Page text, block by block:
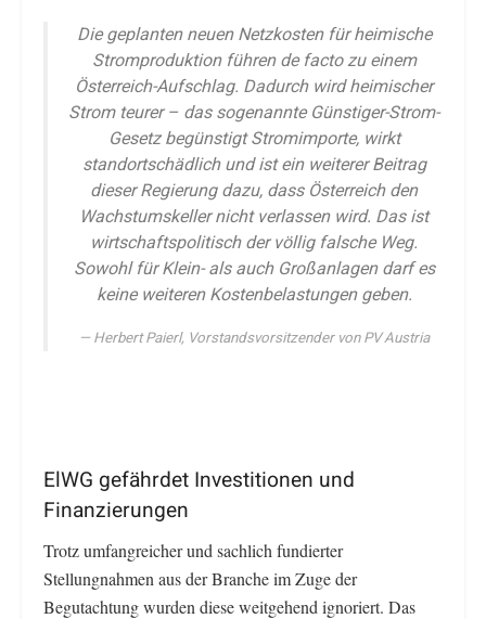
Die geplanten neuen Netzkosten für heimische
Stromproduktion führen de facto zu einem
Österreich-Aufschlag. Dadurch wird heimischer
Strom teurer – das sogenannte Günstiger-Strom-
Gesetz begünstigt Stromimporte, wirkt
standortschädlich und ist ein weiterer Beitrag
dieser Regierung dazu, dass Österreich den
Wachstumskeller nicht verlassen wird. Das ist
wirtschaftspolitisch der völlig falsche Weg.
Sowohl für Klein- als auch Großanlagen darf es
keine weiteren Kostenbelastungen geben.
Herbert Paierl, Vorstandsvorsitzender von PV Austria
ElWG gefährdet Investitionen und
Finanzierungen
Trotz umfangreicher und sachlich fundierter
Stellungnahmen aus der Branche im Zuge der
Begutachtung wurden diese weitgehend ignoriert. Das